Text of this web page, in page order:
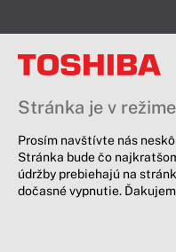
Stránka je v
Prosím navštívte nás
Stránka bude čo
údržby prebiehajú na
dočasné vypnutie.